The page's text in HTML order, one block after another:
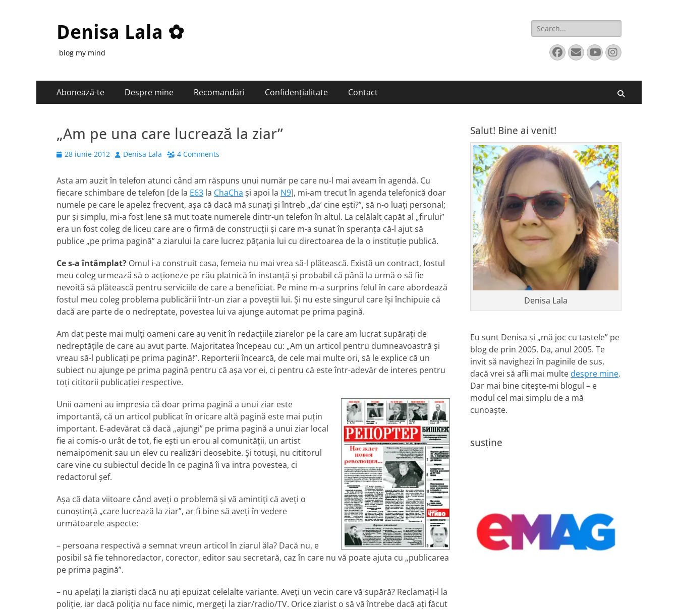
Denisa Lala ✿
blog my mind
Search
for:
Facebook
EmailYouTube
Instagram
Primary
Menu
Abonează-te Despre mine Recomandări Confidențialitate Contact
„Am pe una care lucrează la ziar”
Posted
28 iunie 2012 Author
Denisa Lala 4 Comments
Asta am auzit în telefon atunci când am răspuns unui număr pe care nu-l mai aveam în agendă. Cu
fiecare schimbare de telefon [de la E63 la ChaCha şi apoi la N9], mi-am trecut în agenda telefonică doar
numele pe care le apelez frecvent, aşa că dacă mă sunaţi şi întreb „da’ cine eşti?”, să n-o luaţi personal;
pur şi simplu, mi-a fost lene să mut toate numerele dintr-un telefon în altul. La celălalt capăt al „firului”
era un fost coleg de liceu care are o firmă de construcţii şi care m-a sunat în speranţa că-l ajut să
publice „pe prima pagină” a ziarului la care lucrez păţania lui cu directoarea de la o instituţie publică.
Ce s-a întâmplat? Omul i-a construit casa, femeia nu mai vrea să-l plătească. Există un contract, fostul
meu coleg urmează să o acţioneze pe rău platnică în instanţă şi probabil că până la urmă o să fie
nevoită să plătească pentru serviciile de care a beneficiat. Pe mine m-a surprins felul în care abordează
fostul meu coleg problema publicării într-un ziar a poveştii lui. Şi nu este singurul care îşi închipuie că
dacă are parte de o nedreptate, povestea lui va ajunge automat pe prima pagină.
Am dat peste mai mulţi oameni care au venit în redacţiile ziarelor pe la care am lucrat supăraţi de
nedreptăţile de care au avut parte. Majoritatea începeau cu: „Am un articol pentru dumneavoastră şi
vreau să-l publicaţi pe prima pagină!”. Reporterii încearcă, de cele mai multe ori, să le explice că un
subiect nu ajunge pe prima pagină pentru că aşa vor ei, ci pentru că este într-adevăr de interes pentru
toţi cititorii publicaţiei respective.
Unii oameni au impresia că doar prima pagină a unui ziar este
importantă, că un articol publicat în oricare altă pagină este mai puţin
important. E-adevărat că dacă „ajungi” pe prima pagină a unui ziar local
fie ai comis-o urât de tot, fie eşti un erou al comunităţii, un artist
nemaipomenit sau un elev cu realizări deosebite. Şi totuşi, nu cititorul
care vine cu subiectul decide în ce pagină îi va intra povestea, ci
redactorul şef.
Aşa că data viitoare când aveţi o problemă şi vă amintiţi că aveţi o
cunoştinţă „care lucrează la ziar”, ar fi bine să aveţi în vedere
următoarele aspecte:
– persoana respectivă a semnat vreun articol în ziarul ăla? Dacă nu, e
posibil să fie tehnoredactor, corector, editor sau secretară, caz în care nu vă poate ajuta cu „publicarea
pe prima pagină”.
– nu apelaţi la ziarişti dacă nu aţi epuizat celelalte variante. Aveţi un vecin care vă supără? Reclamaţi-l la
poliţie, iar dacă poliţia nu face nimic, mergeţi la ziar/radio/TV. Orice ziarist o să vă întrebe dacă aţi făcut
Salut! Bine ai venit!
Denisa Lala
Eu sunt Denisa și „mă joc cu tastele” pe
blog de prin 2005. Da, anul 2005. Te
invit să navighezi în paginile de sus,
dacă vrei să afli mai multe despre mine.
Dar mai bine citește-mi blogul – e
modul cel mai simplu de a mă
cunoaște.
susține